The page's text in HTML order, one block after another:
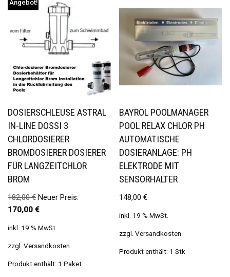
Angebot!
DOSIERSCHLEUSE ASTRAL
IN-LINE DOSSI 3
CHLORDOSIERER
BROMDOSIERER DOSIERER
FÜR LANGZEITCHLOR
BROM
182,00€ Neuer Preis:
170,00 €
inkl. 19 % MwSt.
zzgl. Versandkosten
Produkt enthält: 1 Paket
BAYROL POOLMANAGER
POOL RELAX CHLOR PH
AUTOMATISCHE
DOSIERANLAGE: PH
ELEKTRODE MIT
SENSORHALTER
148,00€
inkl. 19 % MwSt.
zzgl.Versandkosten
Produkt enthält: 1Stk